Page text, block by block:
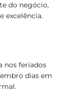
do negócio,
excelência.
nos feriados
dias em